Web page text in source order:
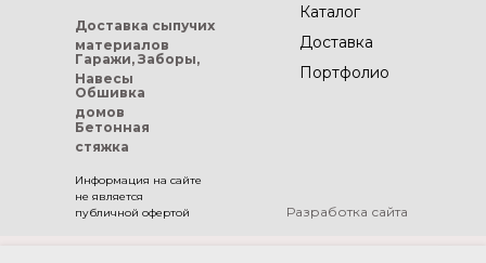
Доставка
Каталог
Портфолио
Доставка сыпучих
материалов
Гаражи, Заборы,
Навесы
Обшивка
домов
Бетонная
стяжка
Информация на сайте
не является
публичной офертой
Разработка сайта